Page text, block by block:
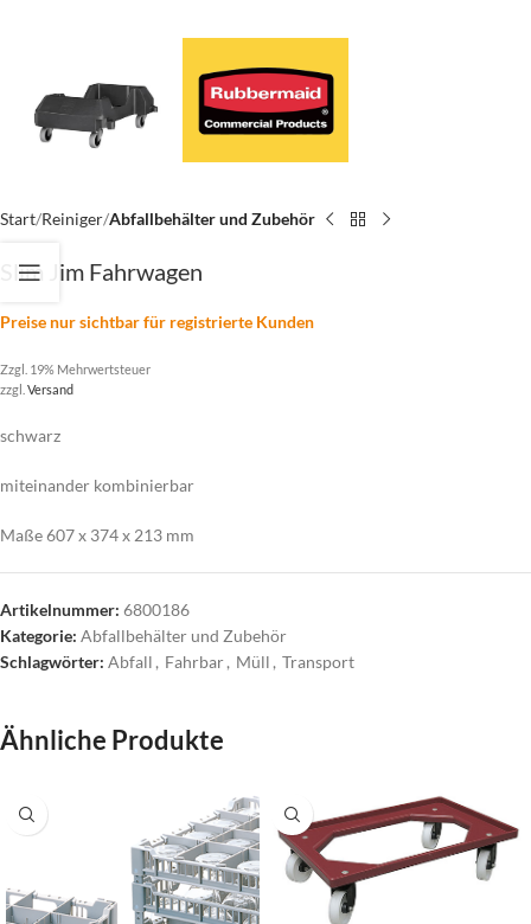
Start Reiniger Abfallbehälter und Zubehör
Slim Jim Fahrwagen
Preise nur sichtbar für registrierte Kunden
Zzgl. 19% Mehrwertsteuer
zzgl. Versand
schwarz
miteinander kombinierbar
Maße 607 x 374 x 213 mm
Artikelnummer: 6800186
Kategorie: Abfallbehälter und Zubehör
Schlagwörter: Abfall , Fahrbar, Müll , Transport
Ähnliche Produkte